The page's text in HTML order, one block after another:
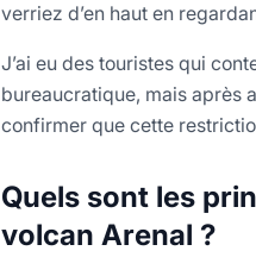
verriez d’en haut en
J’ai eu des touristes qui
bureaucratique, mais après
confirmer que cette
Quels sont les
volcan Arenal ?